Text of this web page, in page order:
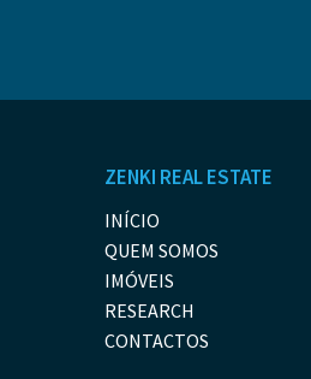
ZENKI REAL ESTATE
INÍCIO
QUEM SOMOS
IMÓVEIS
RESEARCH
CONTACTOS